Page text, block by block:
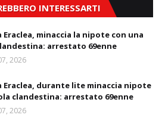
INTERESSARTI
Eraclea, minaccia la nipote con una
arrestato 69enne
2026
Eraclea, durante lite minaccia nipote
clandestina: arrestato 69enne
2026